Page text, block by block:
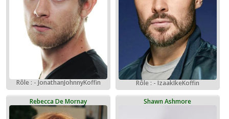
Rôle : - JonathanJohnnyKoffin Rôle : - IzaakIkeKoffin
Rebecca De Mornay Shawn Ashmore